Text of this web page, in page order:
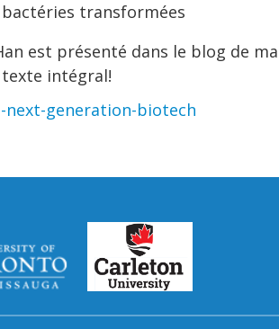
transformées
est présenté dans le blog de
texte intégral!
generation-biotech